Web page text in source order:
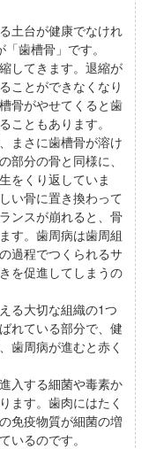
土台が健康でなけれ
歯槽骨」です。
してきます。退縮が
ことができなくなり
骨がやせてくると歯
こともあります。
まさに歯槽骨が溶け
部分の骨と同様に、
をくり返していま
い骨に置き換わって
ンスが崩れると、骨
す。歯周病は歯周組
過程でつくられるサ
を促進してしまうの
る大切な組織の1つ
れている部分で、健
歯周病が進むと赤く
入する細菌や毒素か
ます。歯肉にはたく
免疫物質が細菌の増
いるのです。